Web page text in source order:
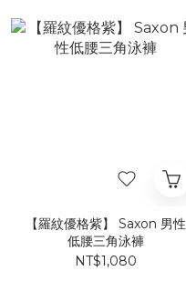
【羅紋優格紫】 Saxon 男性
低腰三角泳褲
NT$1,080